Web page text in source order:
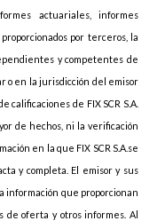
actuariales, informes
por terceros, la
y competentes de
o en la jurisdicción del emisor
calificaciones de FIX SCR S.A.
de hechos, ni la verificación
en la que FIX SCR S.A.se
y completa. El emisor y sus
información que proporcionan
de oferta y otros informes. Al